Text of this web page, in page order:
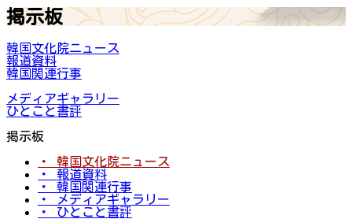
掲示板
韓国文化院ニュース
報道資料
韓国関連行事
メディアギャラリー
ひとこと書評
掲示板
・ 韓国文化院ニュース
・ 報道資料
・ 韓国関連行事
・ メディアギャラリー
・ ひとこと書評